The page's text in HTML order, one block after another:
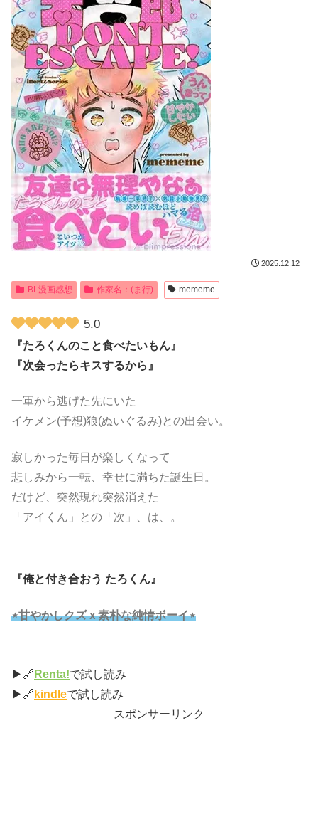
2025.12.12
BL漫画感想 作家名：(ま行) mememe
5.0
『たろくんのこと食べたいもん』
『次会ったらキスするから』
一軍から逃げた先にいた
イケメン(予想)狼(ぬいぐるみ)との出会い。
寂しかった毎日が楽しくなって
悲しみから一転、幸せに満ちた誕生日。
だけど、突然現れ突然消えた
「アイくん」との「次」、は、。
『俺と付き合おう たろくん』
⋆甘やかしクズｘ素朴な純情ボーイ⋆
▶🔗 Renta!で試し読み
▶🔗 kindleで試し読み
スポンサーリンク